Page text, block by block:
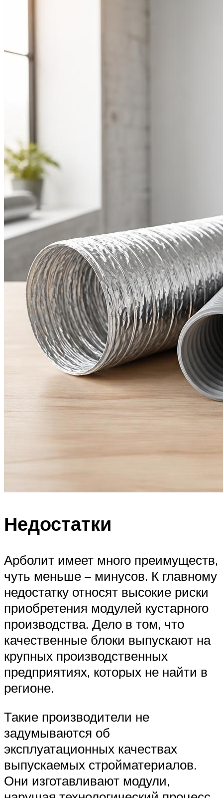
Недостатки
Арболит имеет много преимуществ,
чуть меньше – минусов. К главному
недостатку относят высокие риски
приобретения модулей кустарного
производства. Дело в том, что
качественные блоки выпускают на
крупных производственных
предприятиях, которых не найти в
регионе.
Такие производители не
задумываются об
эксплуатационных качествах
выпускаемых стройматериалов.
Они изготавливают модули,